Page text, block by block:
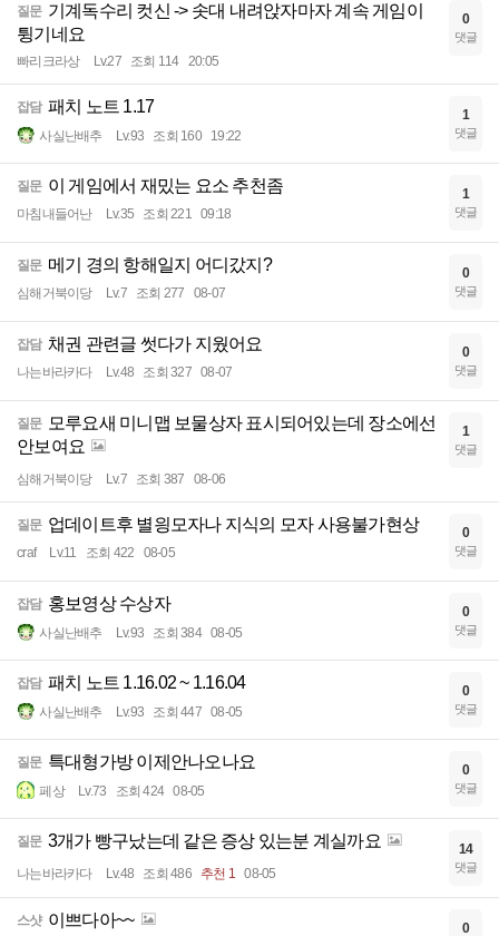
질문 기계독수리 컷신 -> 솟대 내려앉자마자 계속 게임이
튕기네요
빠리크라상 Lv.27 조회 114 20:05
0
댓글
잡담 패치 노트 1.17
사실난배추 Lv.93 조회 160 19:22
1
댓글
질문 이 게임에서 재밌는 요소 추천좀
마침내들어난 Lv.35 조회 221 09:18
1
댓글
질문 메기 경의 항해일지 어디갔지?
심해거북이당 Lv.7 조회 277 08-07
0
댓글
잡담 채권 관련글 썻다가 지웠어요
나는바라카다 Lv.48 조회 327 08-07
0
댓글
질문
모루요새 미니맵 보물상자 표시되어있는데 장소에선
안보여요
심해거북이당 Lv.7 조회 387 08-06
1
댓글
질문 업데이트후 별읭모자나 지식의 모자 사용불가현상
craf Lv.11 조회 422 08-05
0
댓글
잡담 홍보영상 수상자
사실난배추 Lv.93 조회 384 08-05
0
댓글
잡담 패치 노트 1.16.02 ~ 1.16.04
사실난배추 Lv.93 조회 447 08-05
0
댓글
질문 특대형가방 이제안나오나요
페상 Lv.73 조회 424 08-05
0
댓글
질문 3개가 빵구났는데 같은 증상 있는분 계실까요
나는바라카다 Lv.48 조회 486 추천 1 08-05
14
댓글
스샷 이쁘다아~~ 0